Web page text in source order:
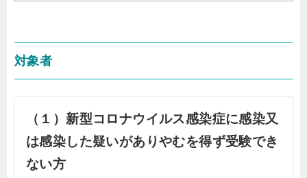
対象者
（１）新型コロナウイルス感染症に感染又
は感染した疑いがありやむを得ず受験でき
ない方